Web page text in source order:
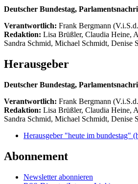
Deutscher Bundestag,
Verantwortlich: Frank Bergmann
Redaktion: Lisa Brüßler, Claudia Heine,
Sandra Schmid, Michael Schmidt, Denise
Herausgeber
Deutscher Bundestag,
Verantwortlich: Frank Bergmann
Redaktion: Lisa Brüßler, Claudia Heine,
Sandra Schmid, Michael Schmidt, Denise
Herausgeber "heute im bundestag"
Abonnement
Newsletter abonnieren